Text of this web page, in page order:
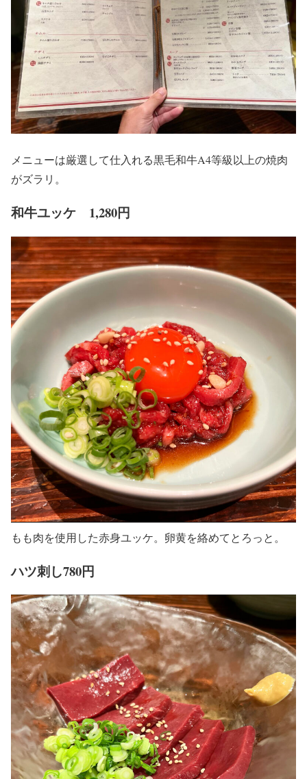
メニューは厳選して仕入れる黒毛和牛A4等級以上の焼肉
がズラリ。
和牛ユッケ 1,280円
もも肉を使用した赤身ユッケ。卵黄を絡めてとろっと。
ハツ刺し780円